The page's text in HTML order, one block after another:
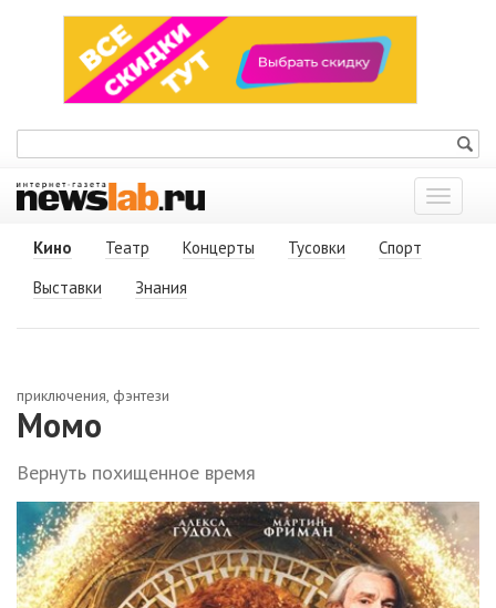
Показать
меню
Кино
Театр Концерты Тусовки
Спорт
Выставки
Знания
приключения, фэнтези
Момо
Вернуть похищенное время